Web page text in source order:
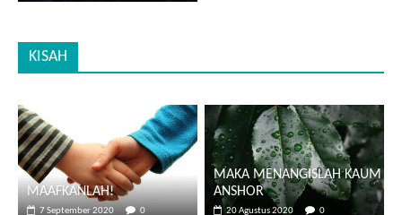
KISAH
MAAFKANLAH!
7 September 2020 0
MAKA MENANGISLAH KAUM
ANSHOR
20 Agustus 2020 0